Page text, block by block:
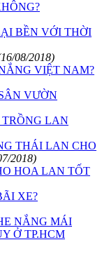
BỀN VỚI THỜI
08/2018)
VIỆT NAM?
VƯỜN
LAN
THÁI LAN CHO
2018)
HOA LAN TỐT
XE?
NẮNG MÁI
Ở TP.HCM